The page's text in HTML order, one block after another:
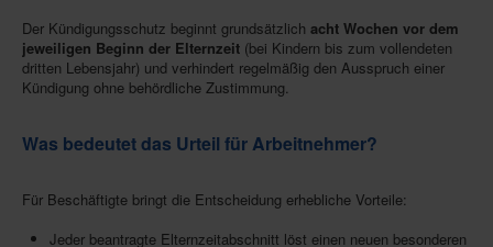
Der Kündigungsschutz beginnt grundsätzlich acht Wochen vor dem
jeweiligen Beginn der Elternzeit (bei Kindern bis zum vollendeten
dritten Lebensjahr) und verhindert regelmäßig den Ausspruch einer
Kündigung ohne behördliche Zustimmung.
Was bedeutet das Urteil für Arbeitnehmer?
Für Beschäftigte bringt die Entscheidung erhebliche Vorteile:
Jeder beantragte Elternzeitabschnitt löst einen neuen besonderen